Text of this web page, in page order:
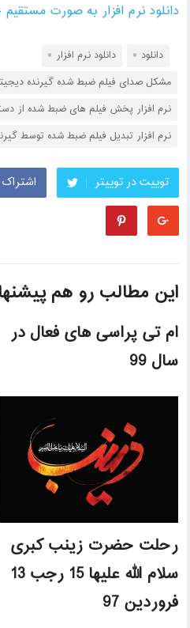
دانلود نرم افزار به صورت مستقیم
دانلود
دانلود نرم افزار
مشکل صدای فیلم ضبط شده گیرنده
نرم افزار پخش فیلم های ضبط شده از
نرم افزار تبدیل فیلم ضبط شده توسط
توییت در توییتر
این مطالب رو هم
ام تی پراسی های فعال در
سال 99
رحلت حضرت زینب کبری
سلام الله علیها 15 رجب 13
فروردین 97